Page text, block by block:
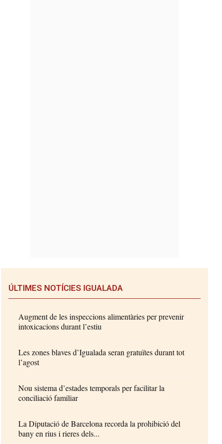
ÚLTIMES NOTÍCIES IGUALADA
Augment de les inspeccions alimentàries per prevenir
intoxicacions durant l’estiu
Les zones blaves d’Igualada seran gratuïtes durant tot
l’agost
Nou sistema d’estades temporals per facilitar la
conciliació familiar
La Diputació de Barcelona recorda la prohibició del
bany en rius i rieres dels...